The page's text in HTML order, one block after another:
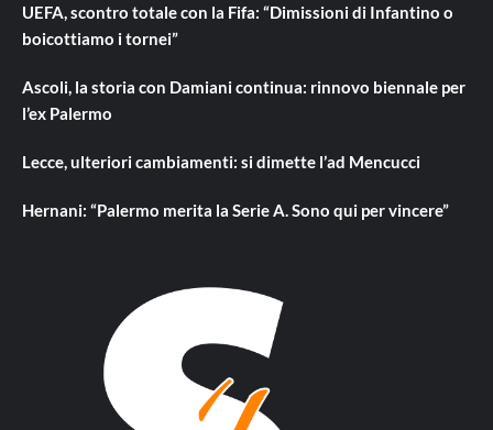
UEFA, scontro totale con la Fifa: “Dimissioni di Infantino o
boicottiamo i tornei”
Ascoli, la storia con Damiani continua: rinnovo biennale per
l’ex Palermo
Lecce, ulteriori cambiamenti: si dimette l’ad Mencucci
Hernani: “Palermo merita la Serie A. Sono qui per vincere”